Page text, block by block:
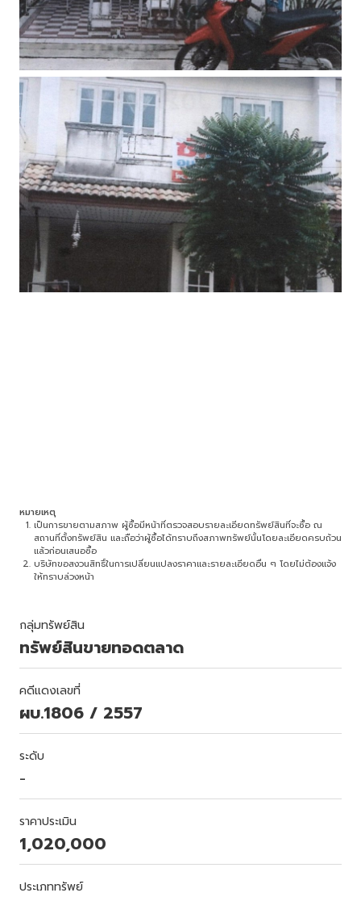
หมายเหตุ
เป็นการขายตามสภาพ ผู้ซื้อมีหน้าที่ตรวจสอบรายละเอียดทรัพย์สินที่จะซื้อ ณ
สถานที่ตั้งทรัพย์สิน และถือว่าผู้ซื้อได้ทราบถึงสภาพทรัพย์นั้นโดยละเอียดครบถ้วน
แล้วก่อนเสนอซื้อ
บริษัทขอสงวนสิทธิ์ในการเปลี่ยนแปลงราคาและรายละเอียดอื่น ๆ โดยไม่ต้องแจ้ง
ให้ทราบล่วงหน้า
กลุ่มทรัพย์สิน
ทรัพย์สินขายทอดตลาด
คดีแดงเลขที่
ผบ.1806 / 2557
ระดับ
-
ราคาประเมิน
1,020,000
ประเภททรัพย์